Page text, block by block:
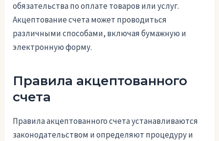
обязательства по оплате товаров или услуг.
Акцептование счета может проводиться
различными способами, включая бумажную и
электронную форму.
Правила акцептованного
счета
Правила акцептованного счета устанавливаются
законодательством и определяют процедуру и